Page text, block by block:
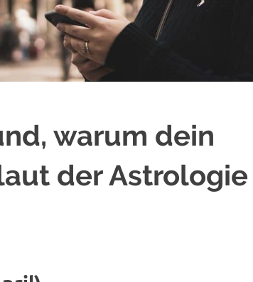
warum dein
der Astrologie